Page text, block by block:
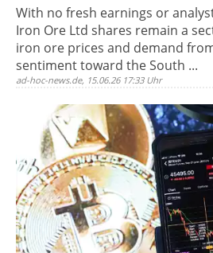
With no fresh earnings or
Iron Ore Ltd shares remain a
iron ore prices and demand
sentiment toward the South ...
ad-hoc-news.de, 15.06.26 17:33 Uhr